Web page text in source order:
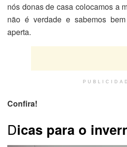
nós donas de casa colocamos a
não é verdade e sabemos
aperta.
Confira!
Dicas para o